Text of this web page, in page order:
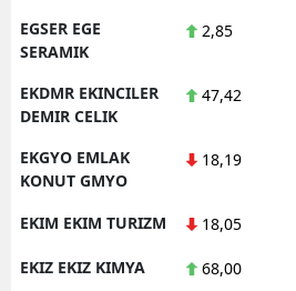
EGSER EGE
SERAMIK
2,85
EKDMR EKINCILER
DEMIR CELIK
47,42
EKGYO EMLAK
KONUT GMYO
18,19
EKIM EKIM TURIZM 18,05
EKIZ EKIZ KIMYA 68,00